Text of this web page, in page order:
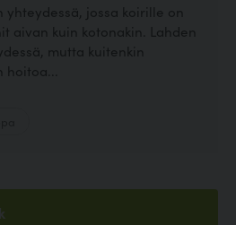
yhteydessä, jossa koirille on
aivan kuin kotonakin. Lahden
mutta kuitenkin